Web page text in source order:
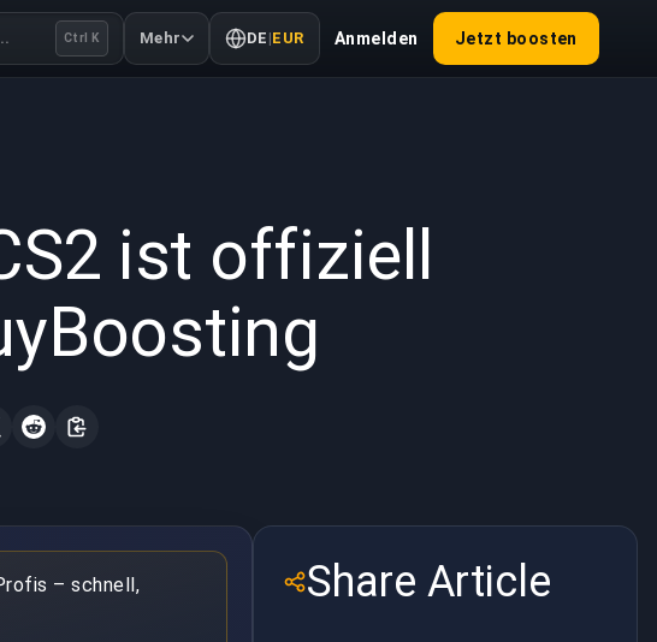
Ctrl K Mehr DE |EUR Anmelden Jetzt boosten
ist offiziell
– schnell,
Share Article